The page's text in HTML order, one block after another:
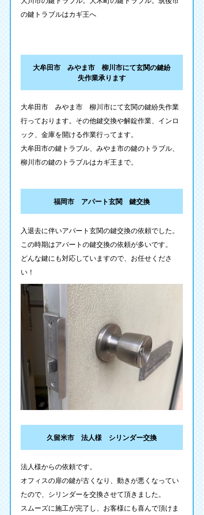
の鍵トラブルはカギ王へ
大牟田市 みやま市 柳川市にて玄関の鍵紛
失作業承ります
大牟田市 みやま市 柳川市にて玄関の鍵紛失作業
行っております。その他鍵交換や解錠作業、インロ
ック、金庫を開ける作業行ってます。
大牟田市の鍵トラブル、みやま市の鍵のトラブル、
柳川市の鍵のトラブルはカギ王まで。
福岡市 アパート玄関 鍵交換
入退去に伴いアパート玄関の鍵交換の依頼でした。
この時期はアパートの鍵交換の依頼が多いです。
どんな鍵にも対応していますので、お任せくださ
い！
久留米市 法人様 シリンダー交換
法人様からの依頼です。
オフィスの扉の鍵が古くなり、動きが悪くなってい
たので、シリンダーを交換させて頂きました。
スムーズに施工が完了し、お客様にも喜んで頂けま